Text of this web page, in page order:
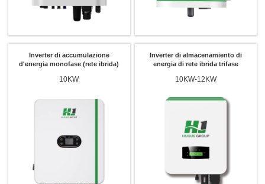
Inverter di accumulazione
d'energia monofase (rete ibrida)
10KW
Inverter di almacenamiento di
energia di rete ibrida trifase
10KW-12KW